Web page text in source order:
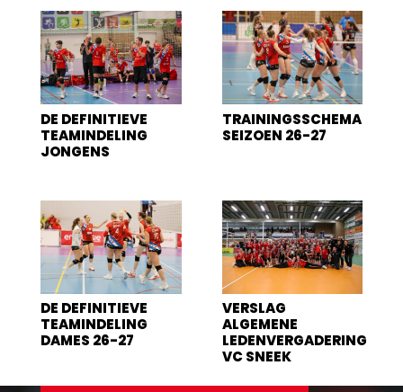
DE DEFINITIEVE
TEAMINDELING
JONGENS
TRAININGSSCHEMA
SEIZOEN 26-27
DE DEFINITIEVE
TEAMINDELING
DAMES 26-27
VERSLAG
ALGEMENE
LEDENVERGADERING
VC SNEEK